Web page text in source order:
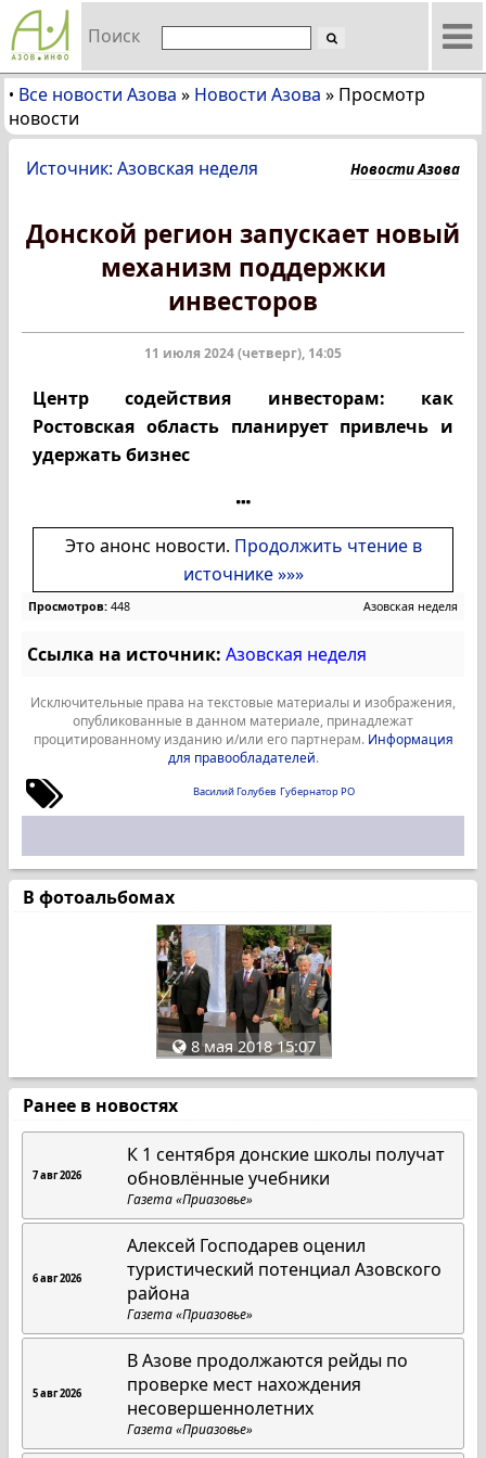
Поиск
• Все новости Азова » Новости Азова » Просмотр
новости
Источник: Азовская неделя Новости Азова
Донской регион запускает новый
механизм поддержки
инвесторов
11 июля 2024 (четверг), 14:05
Центр содействия инвесторам: как
Ростовская область планирует привлечь и
удержать бизнес
Это анонс новости. Продолжить чтение в
источнике »»»
Просмотров: 448 Азовская неделя
Ссылка на источник: Азовская неделя
Исключительные права на текстовые материалы и изображения,
опубликованные в данном материале, принадлежат
процитированному изданию и/или его партнерам. Информация
для правообладателей.
Василий Голубев Губернатор РО
В фотоальбомах
8 мая 2018 15:07
Ранее в новостях
7 авг 2026
К 1 сентября донские школы получат
обновлённые учебники
Газета «Приазовье»
6 авг 2026
Алексей Господарев оценил
туристический потенциал Азовского
района
Газета «Приазовье»
5 авг 2026
В Азове продолжаются рейды по
проверке мест нахождения
несовершеннолетних
Газета «Приазовье»